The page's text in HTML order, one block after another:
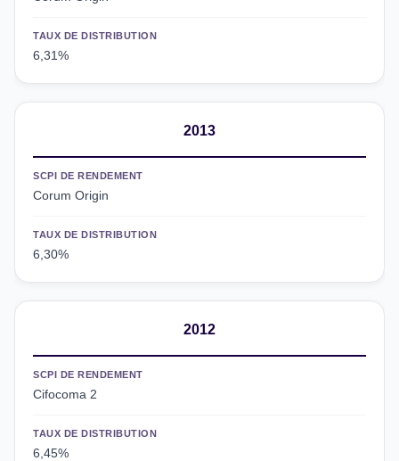
TAUX DE DISTRIBUTION
6,31%
2013
SCPI DE RENDEMENT
Corum Origin
TAUX DE DISTRIBUTION
6,30%
2012
SCPI DE RENDEMENT
Cifocoma 2
TAUX DE DISTRIBUTION
6,45%